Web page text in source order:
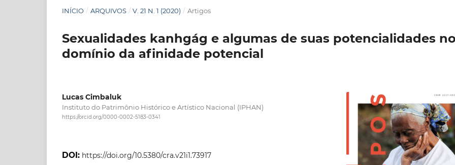
INÍCIO / ARQUIVOS / V. 21 N. 1 (2020) / Artigos
Sexualidades kanhgág e algumas de suas potencialidades
domínio da afinidade potencial
Lucas Cimbaluk
Instituto do Patrimônio Histórico e Artístico Nacional (IPHAN)
https://orcid.org/0000-0002-5183-0341
DOI: https://doi.org/10.5380/cra.v21i1.73917